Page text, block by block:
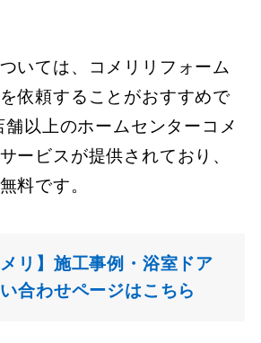
いては、コメリリフォーム
依頼することがおすすめで
以上のホームセンターコメ
ービスが提供されており、
料です。
リ】施工事例・浴室ドア
合わせページはこちら